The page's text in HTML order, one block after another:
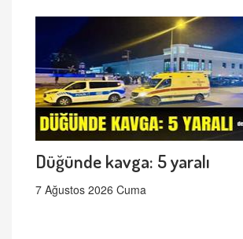
Düğünde kavga: 5 yaralı
7 Ağustos 2026 Cuma